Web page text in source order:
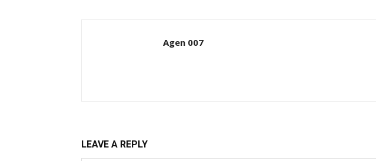
Agen 007
LEAVE A REPLY